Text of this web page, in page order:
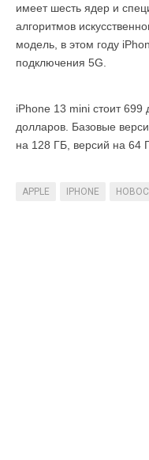
имеет шесть ядер и
алгоритмов
модель, в этом году
подключения 5G.
iPhone 13 mini стоит
долларов. Базовые
на 128 ГБ, версий на 64
APPLE IPHONE